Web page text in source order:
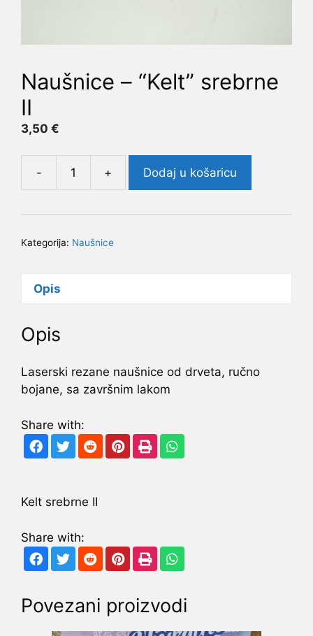
Naušnice – “Kelt” srebrne
II
3,50 €
-
Naušnice
"Kelt"
+ Dodaj u košaricu
Kategorija: Naušnice
Opis
Opis
Laserski rezane naušnice od drveta, ručno
bojane, sa završnim lakom
Share with:
Kelt srebrne II
Share with:
Povezani proizvodi